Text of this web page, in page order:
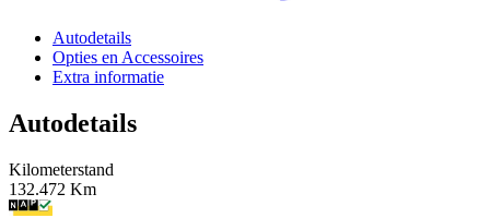
Autodetails
Opties en Accessoires
Extra informatie
Autodetails
Kilometerstand
132.472 Km